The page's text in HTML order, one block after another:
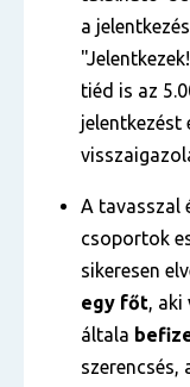
a
tiéd is az
jelentkezést
A tavasszal
csoportok
sikeresen
egy főt, aki
általa
szerencsés,